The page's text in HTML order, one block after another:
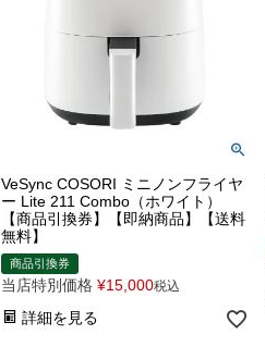
VeSync COSORI ミニノンフライヤ
ー Lite 211 Combo（ホワイト）
【商品引換券】【即納商品】【送料
無料】
商品引換券
当店特別価格 ¥15,000税込
詳細を見る